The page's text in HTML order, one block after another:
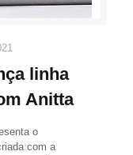
linha
Anitta
o
com a